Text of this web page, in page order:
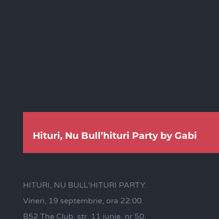
Hituri, Nu Bull’hituri Party by Gabi
HITURI, NU BULL’HITURI PARTY.
Vineri, 19 septembrie, ora 22:00.
B52 The Club, str. 11 iunie, nr 50.